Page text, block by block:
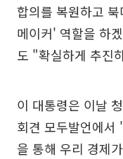
합의를 복원하고
메이커' 역할을 하
도 "확실하게 추진
이 대통령은 이날
회견 모두발언에서
을 통해 우리 경제